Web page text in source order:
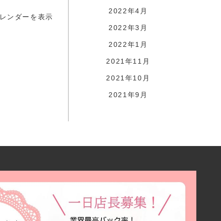
ンダーを表示
2022年4月
2022年3月
2022年1月
2021年11月
2021年10月
2021年9月